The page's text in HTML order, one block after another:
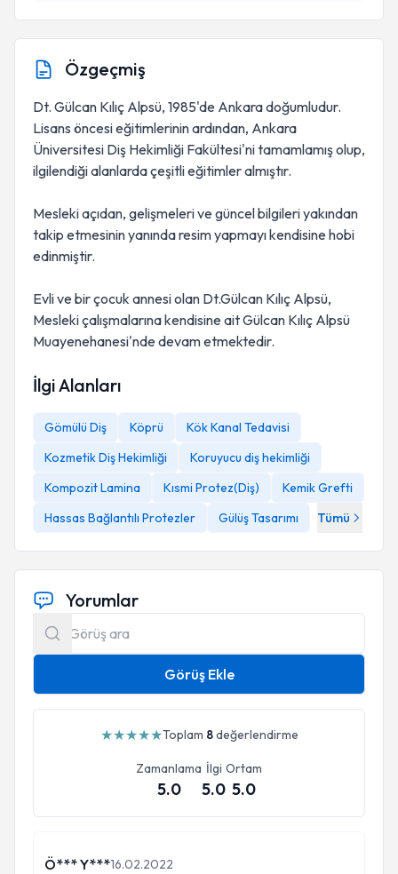
Özgeçmiş
Dt. Gülcan Kılıç Alpsü, 1985'de Ankara doğumludur.
Lisans öncesi eğitimlerinin ardından, Ankara
Üniversitesi Diş Hekimliği Fakültesi'ni tamamlamış olup,
ilgilendiği alanlarda çeşitli eğitimler almıştır.
Mesleki açıdan, gelişmeleri ve güncel bilgileri yakından
takip etmesinin yanında resim yapmayı kendisine hobi
edinmiştir.
Evli ve bir çocuk annesi olan Dt.Gülcan Kılıç Alpsü,
Mesleki çalışmalarına kendisine ait Gülcan Kılıç Alpsü
Muayenehanesi'nde devam etmektedir.
İlgi Alanları
Gömülü Diş Köprü
Kök Kanal Tedavisi
Kozmetik Diş Hekimliği
Koruyucu diş hekimliği
Kompozit Lamina
Kısmi Protez(Diş)
Kemik Grefti
Hassas Bağlantılı Protezler
Gülüş Tasarımı Tümü
Yorumlar
Görüş Ekle
★★★★★Toplam 8değerlendirme
Zamanlama
5.0
İlgi
5.0
Ortam
5.0
Ö*** Y***16.02.2022